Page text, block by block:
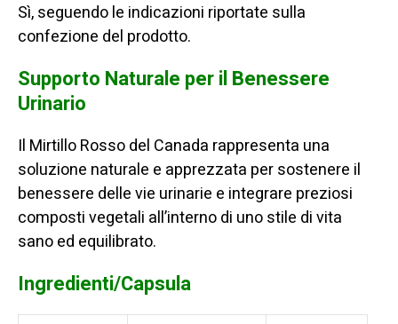
Sì, seguendo le indicazioni riportate sulla
confezione del prodotto.
Supporto Naturale per il Benessere
Urinario
Il Mirtillo Rosso del Canada rappresenta una
soluzione naturale e apprezzata per sostenere il
benessere delle vie urinarie e integrare preziosi
composti vegetali all’interno di uno stile di vita
sano ed equilibrato.
Ingredienti/Capsula